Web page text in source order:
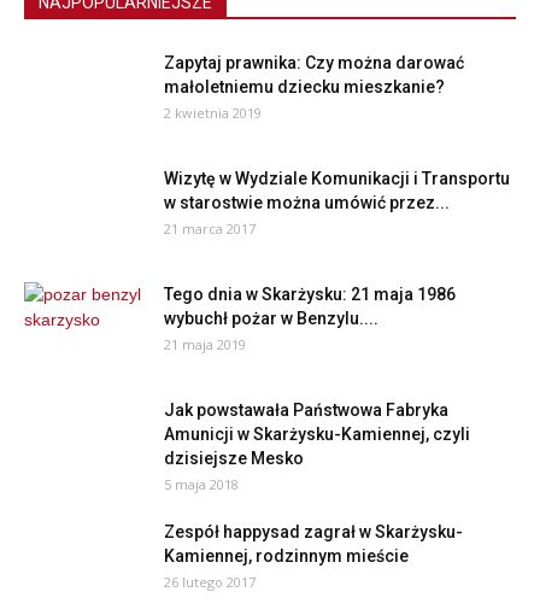
Zapytaj prawnika: Czy można darować
małoletniemu dziecku mieszkanie?
2 kwietnia 2019
Wizytę w Wydziale Komunikacji i Transportu
w starostwie można umówić przez...
21 marca 2017
Tego dnia w Skarżysku: 21 maja 1986
wybuchł pożar w Benzylu....
21 maja 2019
Jak powstawała Państwowa Fabryka
Amunicji w Skarżysku-Kamiennej, czyli
dzisiejsze Mesko
5 maja 2018
Zespół happysad zagrał w Skarżysku-
Kamiennej, rodzinnym mieście
26 lutego 2017